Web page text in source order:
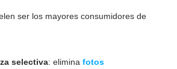
ser los mayores consumidores de
selectiva: elimina fotos